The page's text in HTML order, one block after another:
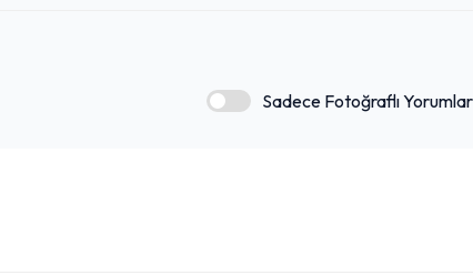
Sadece Fotoğraflı Yorumlar